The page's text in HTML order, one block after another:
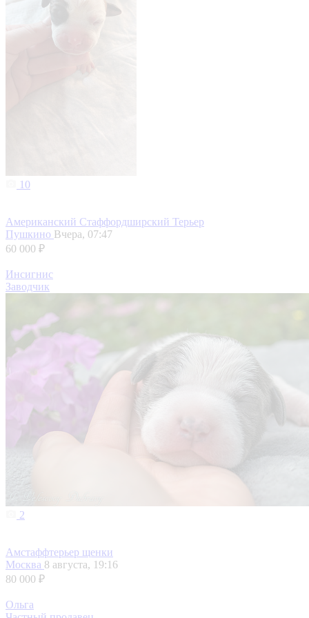
10
Американский Стаффордширский Терьер
Пушкино Вчера, 07:47
60 000 ₽
Инсигнис
Заводчик
2
Амстаффтерьер щенки
Москва 8 августа, 19:16
80 000 ₽
Ольга